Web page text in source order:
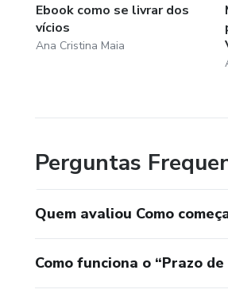
Ebook como se livrar dos
vícios
Ana Cristina Maia
Perguntas
Quem avaliou Como
Como funciona o “Prazo